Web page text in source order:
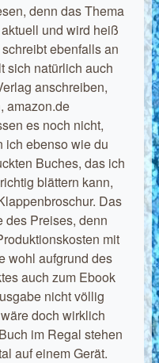
denn das Thema
und wird heiß
ebenfalls an
sich natürlich auch
anschreiben,
amazon.de
es noch nicht,
ich ebenso wie du
Buches, das ich
blättern kann,
Das
des Preises, denn
mit
wohl aufgrund des
auch zum Ebook
nicht völlig
doch wirklich
im Regal stehen
auf einem Gerät.